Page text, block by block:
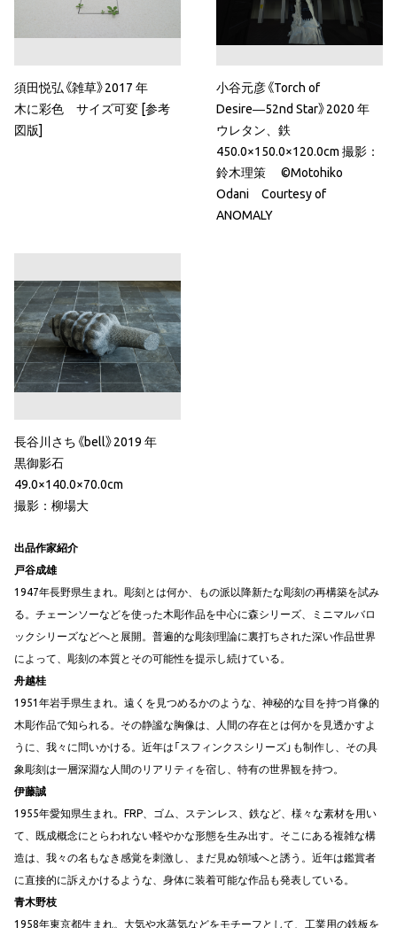
須田悦弘《雑草》2017 年
木に彩色 サイズ可変 [参考
図版]
小谷元彦《Torch of
Desire―52nd Star》2020 年
ウレタン、鉄
450.0×150.0×120.0cm 撮影：
鈴木理策 ©Motohiko
Odani Courtesy of
ANOMALY
長谷川さち《bell》2019 年
黒御影石
49.0×140.0×70.0cm
撮影：柳場大
出品作家紹介
戸谷成雄
1947年長野県生まれ。彫刻とは何か、もの派以降新たな彫刻の再構築を試み
る。チェーンソーなどを使った木彫作品を中心に森シリーズ、ミニマルバロ
ックシリーズなどへと展開。普遍的な彫刻理論に裏打ちされた深い作品世界
によって、彫刻の本質とその可能性を提示し続けている。
舟越桂
1951年岩手県生まれ。遠くを見つめるかのような、神秘的な目を持つ肖像的
木彫作品で知られる。その静謐な胸像は、人間の存在とは何かを見透かすよ
うに、我々に問いかける。近年は「スフィンクスシリーズ」も制作し、その具
象彫刻は一層深淵な人間のリアリティを宿し、特有の世界観を持つ。
伊藤誠
1955年愛知県生まれ。FRP、ゴム、ステンレス、鉄など、様々な素材を用い
て、既成概念にとらわれない軽やかな形態を生み出す。そこにある複雑な構
造は、我々の名もなき感覚を刺激し、まだ見ぬ領域へと誘う。近年は鑑賞者
に直接的に訴えかけるような、身体に装着可能な作品も発表している。
青木野枝
1958年東京都生まれ。大気や水蒸気などをモチーフとして、工業用の鉄板を